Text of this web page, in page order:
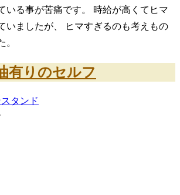
いる事が苦痛です。 時給が高くてヒマ
いましたが、 ヒマすぎるのも考えもの
。
有りのセルフ
タンド